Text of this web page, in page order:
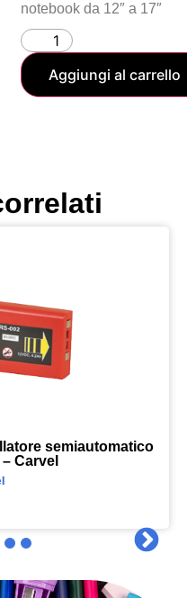
notebook da 12″ a 17″
Aggiungi al carrello
semiautomatico
Carvel